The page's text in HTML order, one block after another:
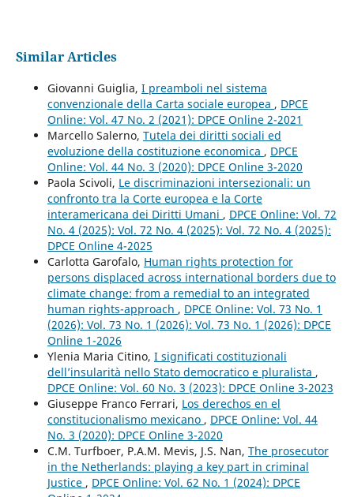
Similar Articles
Giovanni Guiglia, I preamboli nel sistema
convenzionale della Carta sociale europea , DPCE
Online: Vol. 47 No. 2 (2021): DPCE Online 2-2021
Marcello Salerno, Tutela dei diritti sociali ed
evoluzione della costituzione economica , DPCE
Online: Vol. 44 No. 3 (2020): DPCE Online 3-2020
Paola Scivoli, Le discriminazioni intersezionali: un
confronto tra la Corte europea e la Corte
interamericana dei Diritti Umani , DPCE Online: Vol. 72
No. 4 (2025): Vol. 72 No. 4 (2025): Vol. 72 No. 4 (2025):
DPCE Online 4-2025
Carlotta Garofalo, Human rights protection for
persons displaced across international borders due to
climate change: from a remedial to an integrated
human rights-approach , DPCE Online: Vol. 73 No. 1
(2026): Vol. 73 No. 1 (2026): Vol. 73 No. 1 (2026): DPCE
Online 1-2026
Ylenia Maria Citino, I significati costituzionali
dell’insularità nello Stato democratico e pluralista ,
DPCE Online: Vol. 60 No. 3 (2023): DPCE Online 3-2023
Giuseppe Franco Ferrari, Los derechos en el
constitucionalismo mexicano , DPCE Online: Vol. 44
No. 3 (2020): DPCE Online 3-2020
C.M. Turfboer, P.A.M. Mevis, J.S. Nan, The prosecutor
in the Netherlands: playing a key part in criminal
Justice , DPCE Online: Vol. 62 No. 1 (2024): DPCE